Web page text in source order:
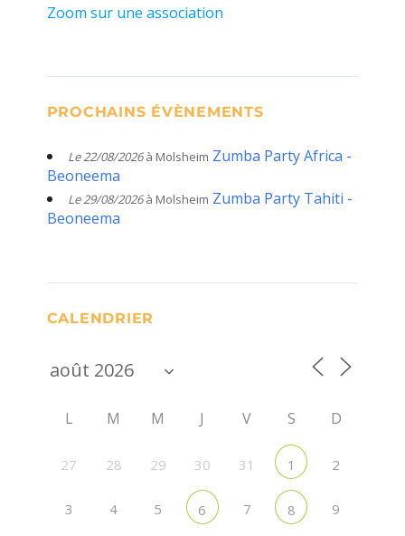
Zoom sur une association
PROCHAINS ÉVÈNEMENTS
Le 22/08/2026à Molsheim Zumba Party Africa -
Beoneema
Le 29/08/2026à Molsheim Zumba Party Tahiti -
Beoneema
CALENDRIER
L M M J V S D
27 28 29 30 31 1 2
3 4 5 6 7 8 9